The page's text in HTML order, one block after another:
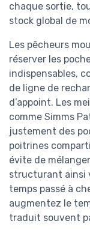
chaque sortie,
stock global de
Les pêcheurs
réserver les
indispensables,
de ligne de
d’appoint. Les
comme Simms
justement des
poitrines
évite de
structurant ainsi
temps passé à
augmentez le
traduit souvent